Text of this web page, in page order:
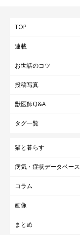
TOP
連載
お世話のコツ
投稿写真
獣医師Q&A
タグ一覧
猫と暮らす
病気・症状データベース
コラム
画像
まとめ